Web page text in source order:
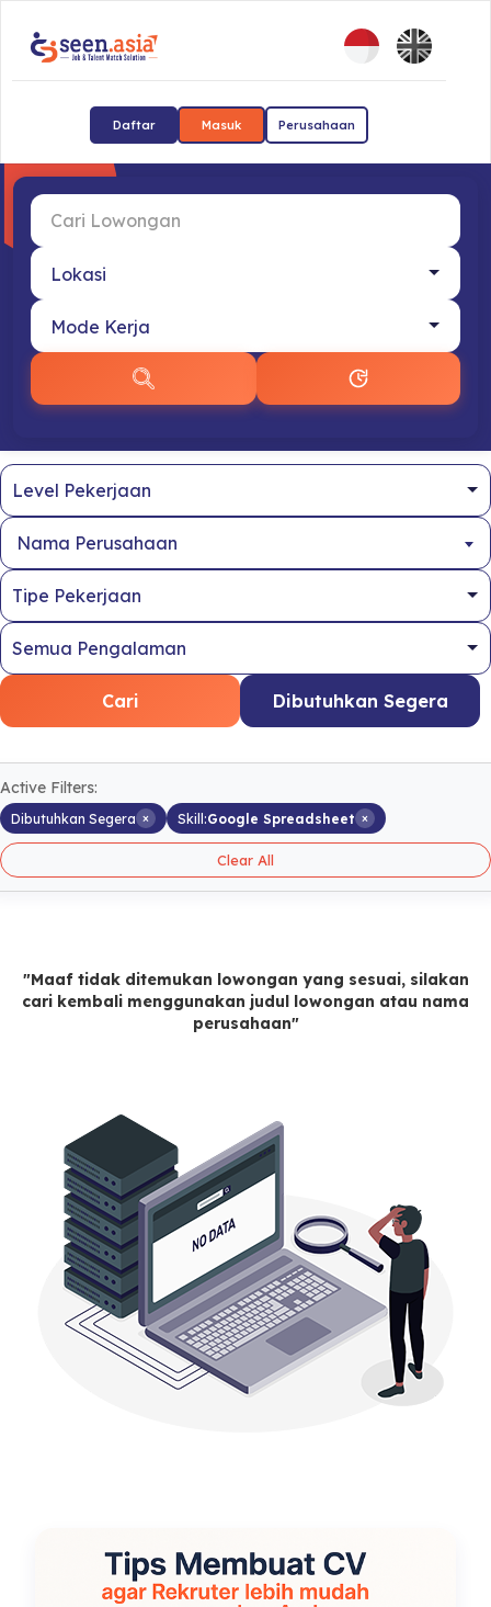
Daftar Masuk Perusahaan
Nama Perusahaan
Cari Dibutuhkan Segera
Active Filters:
Dibutuhkan Segera × Skill:Google Spreadsheet ×
Clear All
"Maaf tidak ditemukan lowongan yang sesuai, silakan
cari kembali menggunakan judul lowongan atau nama
perusahaan"